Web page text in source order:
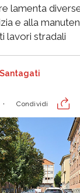
lamenta
e alla
lavori stradali
Condividi